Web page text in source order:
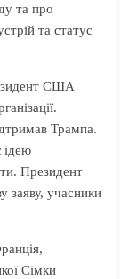
та про
та статус
США
Трампа.
ідею
Президент
заяву, учасники
Сімки